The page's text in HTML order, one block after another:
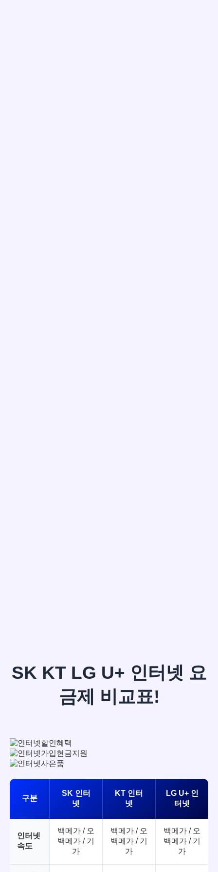
SK KT LG U+ 인터넷 요
금제 비교표!
구분
SK 인터
넷
KT 인터
넷
LG U+ 인
터넷
인터넷
속도
백메가 / 오
백메가 / 기
가
백메가 / 오
백메가 / 기
가
백메가 / 오
백메가 / 기
가